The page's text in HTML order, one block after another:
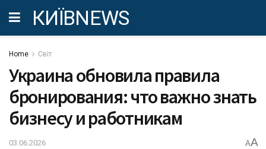
КИЇВNEWS
Home Світ
Украина обновила правила
бронирования: что важно знать
бизнесу и работникам
03.06.2026 AA